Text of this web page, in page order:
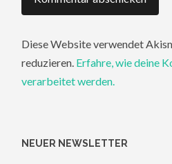
Diese Website verwendet
reduzieren. Erfahre, wie deine
verarbeitet werden.
NEUER NEWSLETTER